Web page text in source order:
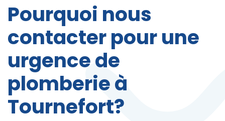
Pourquoi nous
contacter pour une
urgence de
plomberie à
Tournefort?